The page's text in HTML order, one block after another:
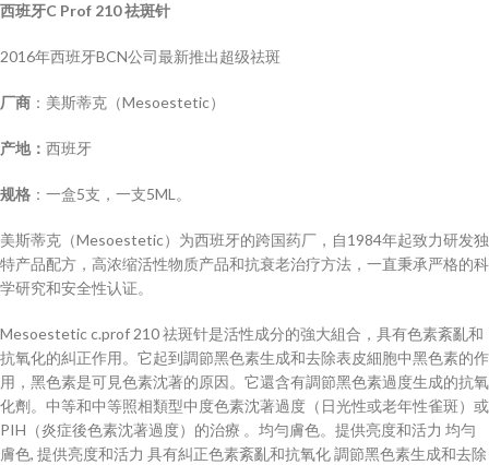
西班牙C Prof 210 祛斑针
2016年西班牙BCN公司最新推出超级祛斑
厂商 ：美斯蒂克（Mesoestetic）
产地： 西班牙
规格 ：一盒5支，一支5ML。
美斯蒂克（Mesoestetic）为西班牙的跨国药厂，自1984年起致力研发独
特产品配方，高浓缩活性物质产品和抗衰老治疗方法，一直秉承严格的科
学研究和安全性认证。
Mesoestetic c.prof 210 祛斑针是活性成分的強大組合，具有色素紊亂和
抗氧化的糾正作用。它起到調節黑色素生成和去除表皮細胞中黑色素的作
用，黑色素是可見色素沈著的原因。它還含有調節黑色素過度生成的抗氧
化劑。中等和中等照相類型中度色素沈著過度（日光性或老年性雀斑）或
PIH（炎症後色素沈著過度）的治療 。均勻膚色。提供亮度和活力 均勻
膚色, 提供亮度和活力 具有糾正色素紊亂和抗氧化 調節黑色素生成和去除